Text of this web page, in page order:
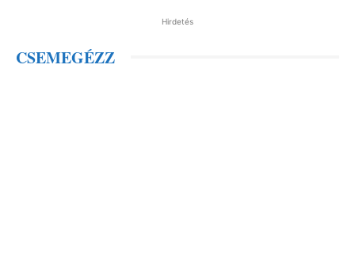
Hirdetés
CSEMEGÉZZ